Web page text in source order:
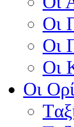
Οι
Οι
Οι
Οι